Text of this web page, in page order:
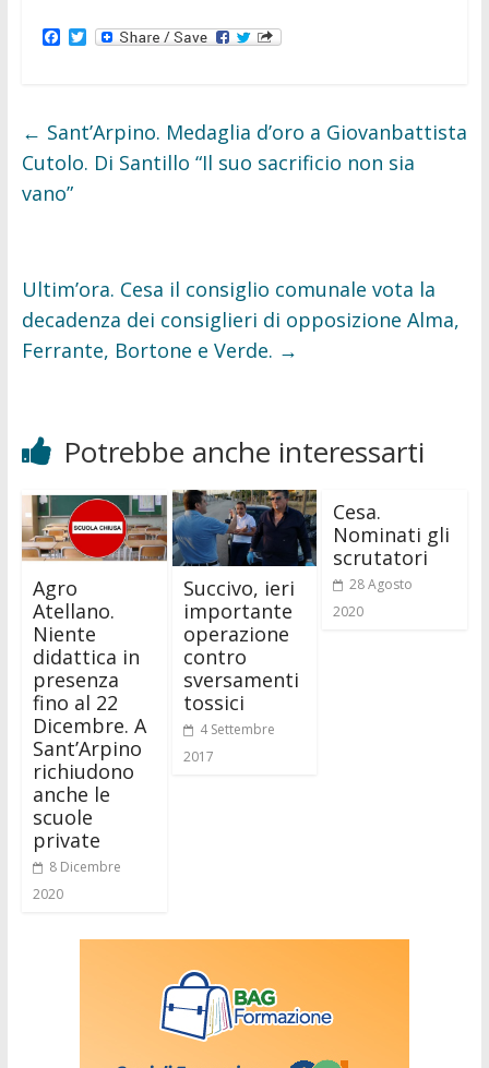
F
a
o
o
k
T
w
e
r
← Sant’Arpino. Medaglia d’oro a Giovanbattista
Cutolo. Di Santillo “Il suo sacrificio non sia
vano”
Ultim’ora. Cesa il consiglio comunale vota la
decadenza dei consiglieri di opposizione Alma,
Ferrante, Bortone e Verde. →
Potrebbe anche interessarti
Agro
Atellano.
Niente
didattica in
presenza
fino al 22
Dicembre. A
Sant’Arpino
richiudono
anche le
scuole
private
8 Dicembre
2020
Succivo, ieri
importante
operazione
contro
sversamenti
tossici
4 Settembre
2017
Cesa.
Nominati gli
scrutatori
28 Agosto
2020